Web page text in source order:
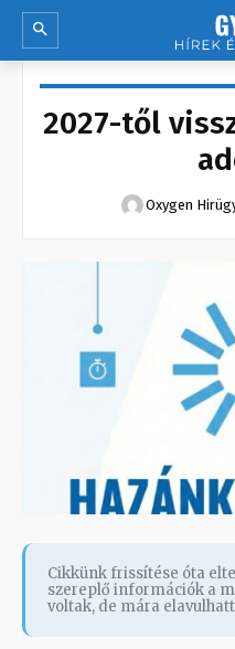
2027-től
Oxygen
Cikkünk frissítése óta
szereplő információk a
voltak, de mára